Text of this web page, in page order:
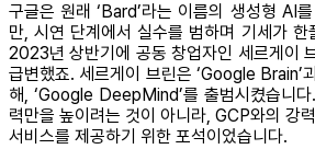
구글은 원래 ‘Bard’라는 이름의 생성형 AI
만, 시연 단계에서 실수를 범하며 기세가 한
2023년 상반기에 공동 창업자인 세르게이
급변했죠. 세르게이 브린은 ‘Google Brain’
해, ‘Google DeepMind’를 출범시켰습니
력만을 높이려는 것이 아니라, GCP와의 강
서비스를 제공하기 위한 포석이었습니다.